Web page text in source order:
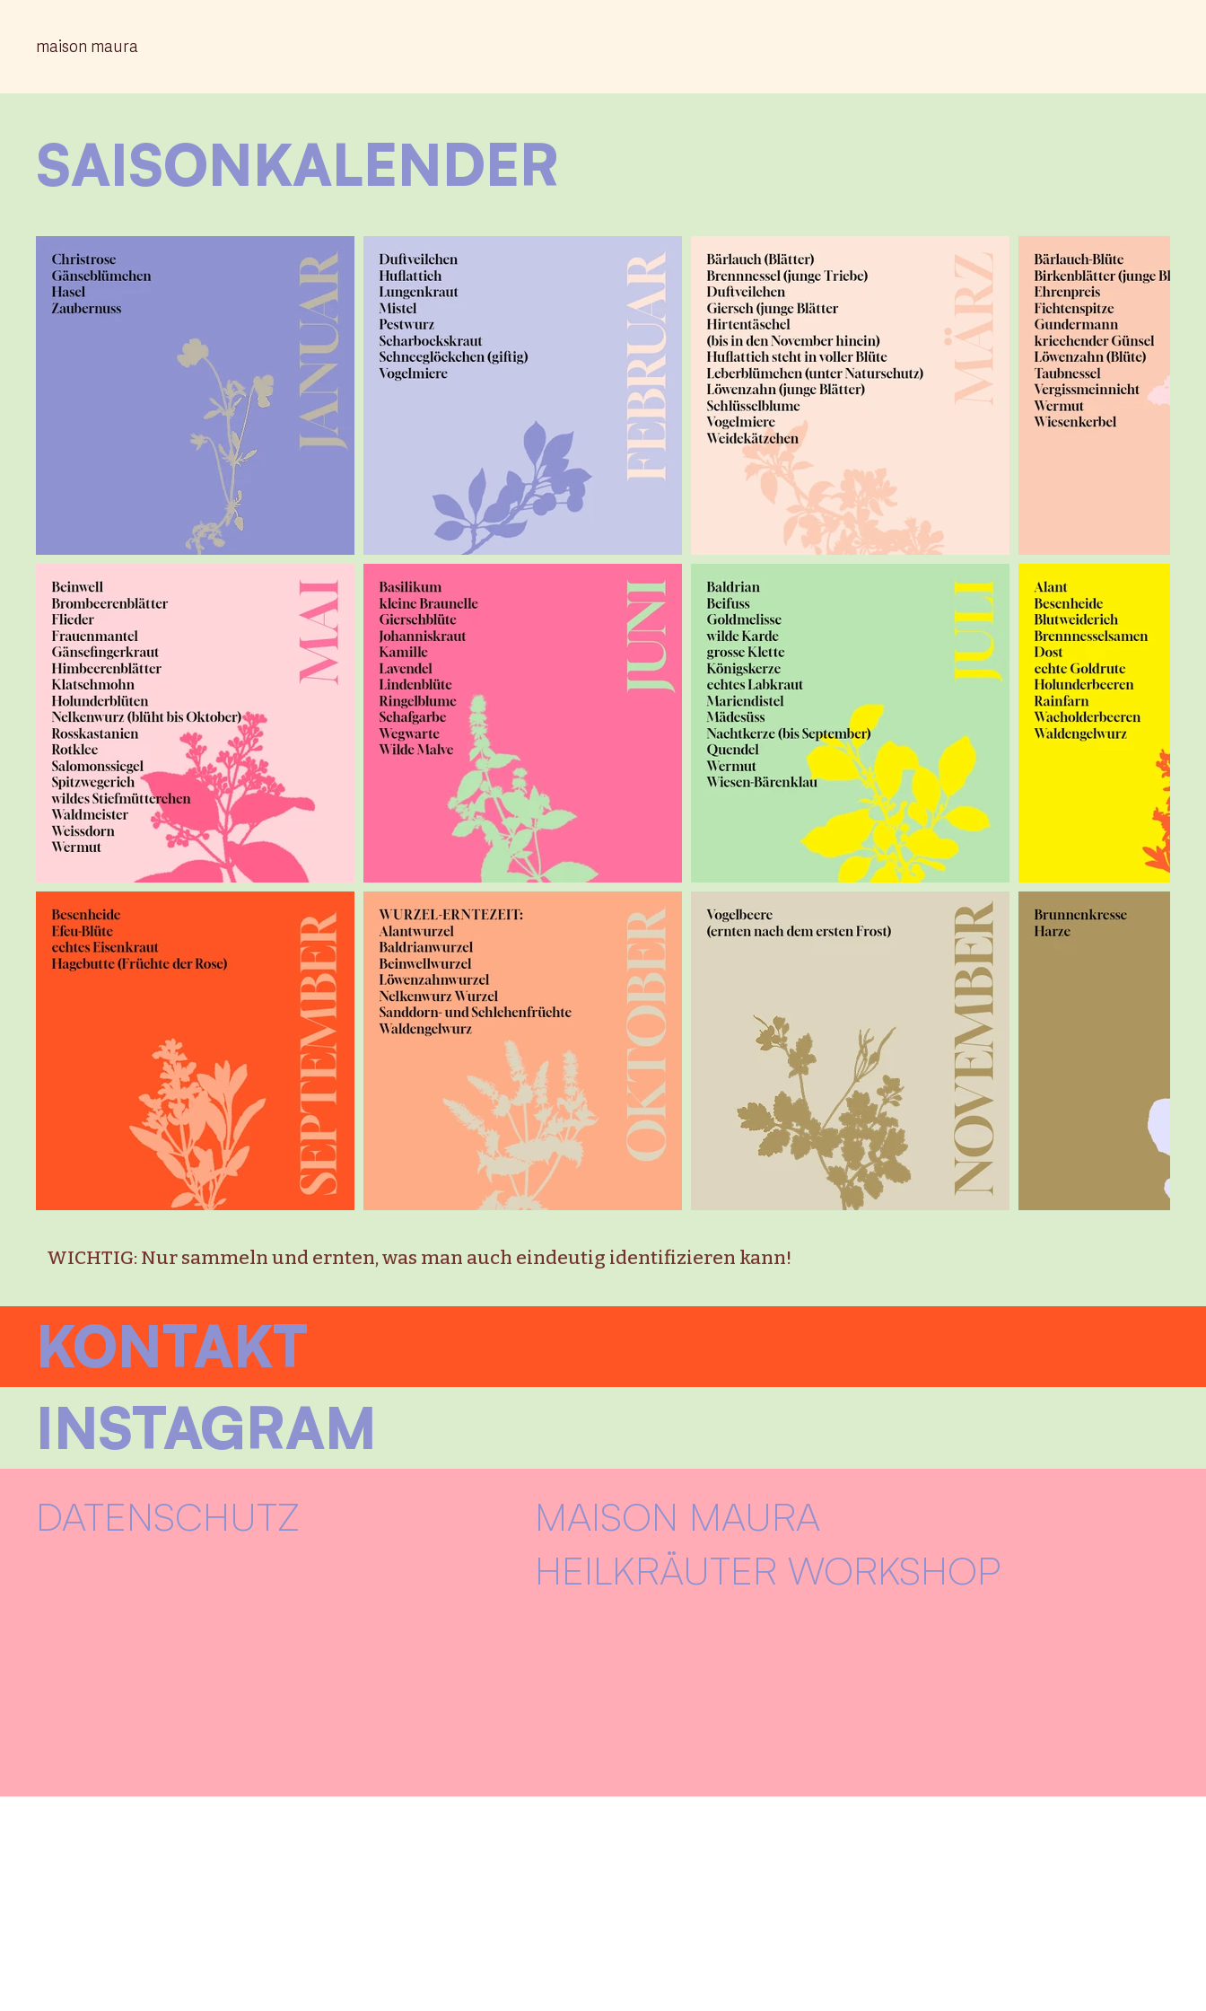
maison maura
SAISONKALENDER
WICHTIG: Nur sammeln und ernten, was man auch eindeutig identifizieren kann!
KONTAKT
INSTAGRAM
DATENSCHUTZ
MAISON MAURA
HEILKRÄUTER WORKSHOP